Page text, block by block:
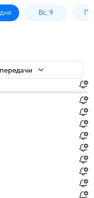
Вс, 9